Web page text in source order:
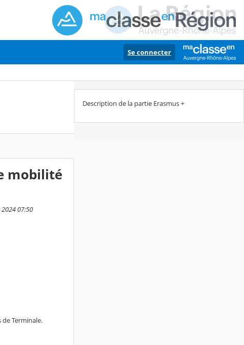
Se connecter
mobilité
2024 07:50
Terminale.
Description de la partie Erasmus +